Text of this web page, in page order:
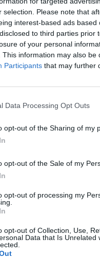
selection. Please note that
interest-based ads
to third parties
of your personal
This information may also
Participants that may further
Data Processing Opt Outs
opt-out of the Sharing of my
opt-out of the Sale of my
opt-out of processing my
opt-out of Collection, Use,
Data that Is Unrelated
az agrárium
a tejtermelőknél,
megbetegedések
és élelmiszeripari
portfolio.hu
tartalmazza:
cikkarchívum